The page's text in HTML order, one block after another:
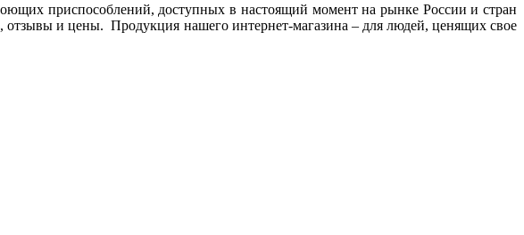
приспособлений, доступных в настоящий момент на рынке России и стран
отзывы и цены. Продукция нашего интернет-магазина – для людей, ценящих свое